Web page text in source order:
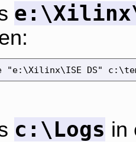
"e:\Xilinx\ISE DS"
c:\Logs in